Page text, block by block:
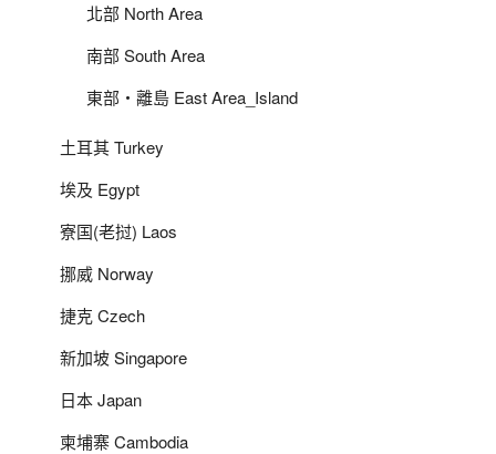
北部 North Area
南部 South Area
東部‧離島 East Area_Island
土耳其 Turkey
埃及 Egypt
寮国(老挝) Laos
挪威 Norway
捷克 Czech
新加坡 Singapore
日本 Japan
柬埔寨 Cambodia